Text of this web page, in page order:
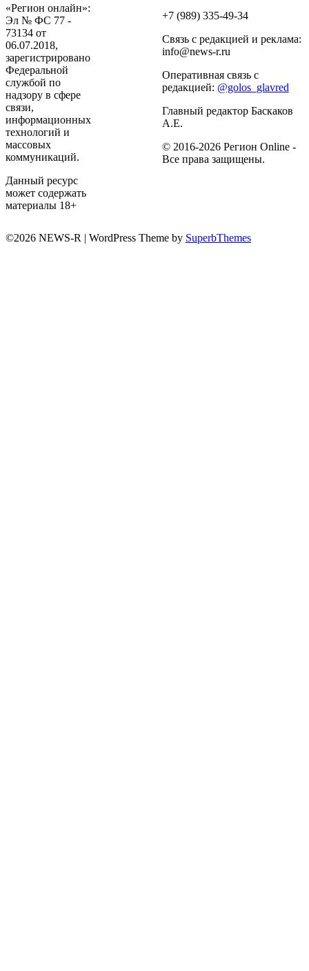
«Регион онлайн»:
Эл № ФС 77 -
73134 от
06.07.2018,
зарегистрировано
Федеральной
службой по
надзору в сфере
связи,
информационных
технологий и
массовых
коммуникаций.
Данный ресурс
может содержать
материалы 18+
+7 (989) 335-49-34
Связь с редакцией и реклама:
info@news-r.ru
Оперативная связь с
редакцией: @golos_glavred
Главный редактор Баскаков
А.Е.
© 2016-2026 Регион Online -
Все права защищены.
©2026 NEWS-R | WordPress Theme by SuperbThemes